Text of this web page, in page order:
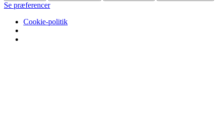
Se præferencer
Cookie-politik